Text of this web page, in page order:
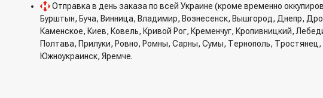
Отправка в день заказа по всей Украине (кроме временно
Бурштын, Буча, Винница, Владимир, Вознесенск, Вышгород, Днепр,
Каменское, Киев, Ковель, Кривой Рог, Кременчуг, Кропивницкий,
Полтава, Прилуки, Ровно, Ромны, Сарны, Сумы, Тернополь,
Южноукраинск, Яремче.